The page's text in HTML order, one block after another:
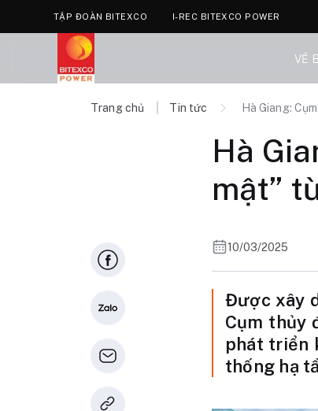
TẬP ĐOÀN BITEXCO I-REC BITEXCO POWER
VỀ
Trang chủ Tin tức Hà Giang:
Hà
mật”
10/03/2025
Được xây
Cụm thủy
phát triển
thống hạ